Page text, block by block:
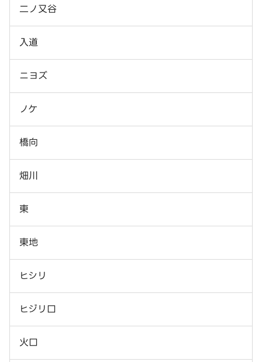
二ノ又谷
入道
ニヨズ
ノケ
橋向
畑川
東
東地
ヒシリ
ヒジリ口
火口